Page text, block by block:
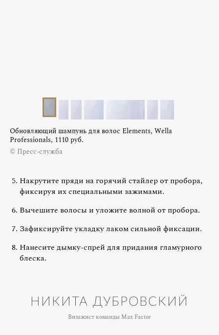
Обновляющий шампунь для волос Elements, Wella
Professionals, 1110 руб.
© Пресс-служба
Накрутите пряди на горячий стайлер от пробора,
фиксируя их специальными зажимами.
Вычешите волосы и уложите волной от пробора.
Зафиксируйте укладку лаком сильной фиксации.
Нанесите дымку-спрей для придания гламурного
блеска.
НИКИТА ДУБРОВСКИЙ
Визажист команды Max Factor